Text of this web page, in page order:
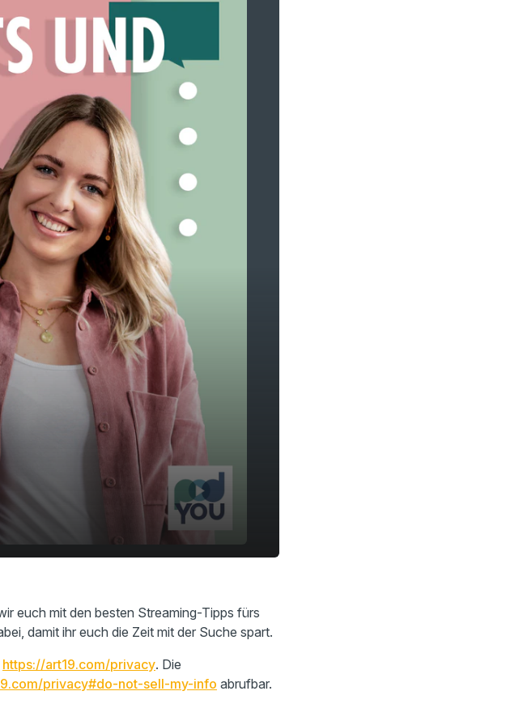
euch mit den besten Streaming-Tipps fürs
damit ihr euch die Zeit mit der Suche spart.
https://art19.com/privacy. Die
privacy#do-not-sell-my-info abrufbar.